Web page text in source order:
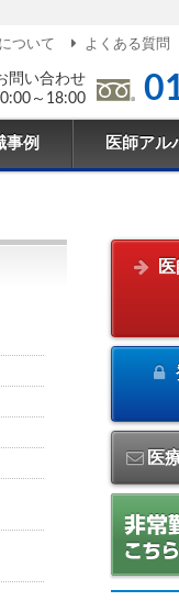
問い合わせ
～18:00
ついて よくある質問
事例 医師アル
医